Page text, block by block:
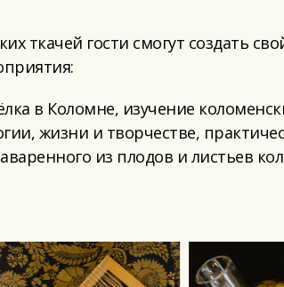
ткачей гости смогут создать
в Коломне, изучение
жизни и творчестве,
из плодов и листьев